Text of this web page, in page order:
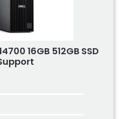
16GB 512GB SSD